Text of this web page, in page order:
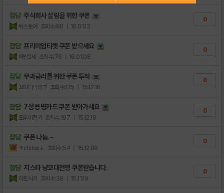
잡담 주식회사 살림을 위한 쿠폰
뒤스토어 조회수:80 | 16.01.13
0
잡담 프리미엄티켓 쿠폰 받으세요
재발2세 조회수:76 | 16.01.08
0
잡담 무과금러를 위한 쿠폰 투척
꼬미디빅리그 조회수:125 | 15.12.18
0
잡담 7성 용병카드 쿠폰 받아가세요
도우미전기 조회수:197 | 15.12.10
0
잡담 쿠폰 나눔.~
↑chitos↓ 조회수:54 | 15.12.09
0
잡담 지스타 냥코대전쟁 쿠폰받습니다.
히토시키 조회수:39 | 15.11.19
0